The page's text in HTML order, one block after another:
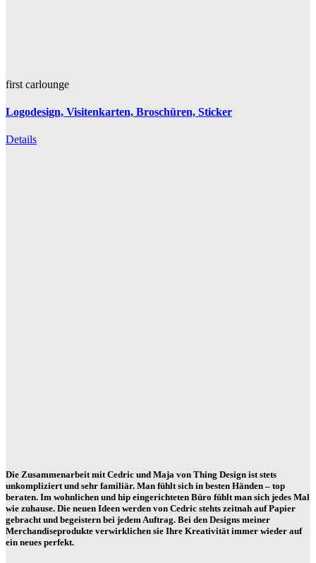
first carlounge
Logodesign, Visitenkarten, Broschüren, Sticker
Details
Die Zusammenarbeit mit Cedric und Maja von Thing Design ist stets
unkompliziert und sehr familiär. Man fühlt sich in besten Händen – top
beraten. Im wohnlichen und hip eingerichteten Büro fühlt man sich jedes Mal
wie zuhause. Die neuen Ideen werden von Cedric stehts zeitnah auf Papier
gebracht und begeistern bei jedem Auftrag. Bei den Designs meiner
Merchandiseprodukte verwirklichen sie Ihre Kreativität immer wieder auf
ein neues perfekt.